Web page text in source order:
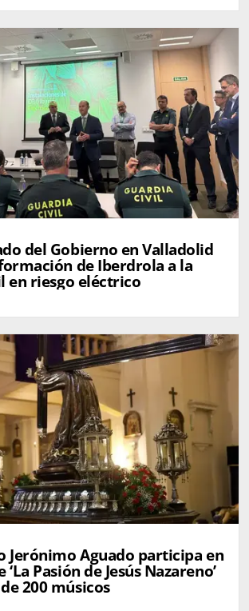
del Gobierno en Valladolid
de Iberdrola a la
en riesgo eléctrico
Jerónimo Aguado participa en
Pasión de Jesús Nazareno’
200 músicos